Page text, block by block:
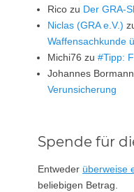
Rico zu Der GRA-
Niclas (GRA e.V.)
Waffensachkunde
Michi76 zu #Tipp:
Johannes Bormann
Verunsicherung
Spende für
Entweder überweise
beliebigen Betrag.